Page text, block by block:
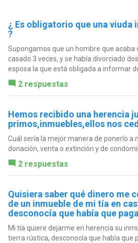
¿ Es obligatorio que una viuda
?
Supongamos que un hombre que acaba
casado 3 veces, y se había divorciado
esposa la que está obligada a informar
2 respuestas
Hemos recibido una herencia
primos,inmuebles,ellos nos
Cuál sería la mejor manera de ponerlo a
donación, venta o extinción y de
2 respuestas
Quisiera saber qué dinero me
de un inmueble de mi tía en
desconocía que había que
Mi tía quiere dejarme en herencia su
tierra rústica, desconocía que había que